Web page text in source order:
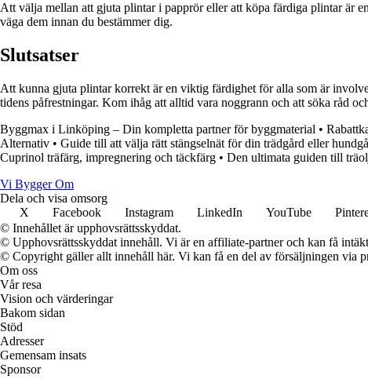
Att välja mellan att gjuta plintar i papprör eller att köpa färdiga plintar är
väga dem innan du bestämmer dig.
Slutsatser
Att kunna gjuta plintar korrekt är en viktig färdighet för alla som är
tidens påfrestningar. Kom ihåg att alltid vara noggrann och att söka råd
Byggmax i Linköping – Din kompletta partner för byggmaterial •
Alternativ • Guide till att välja rätt stängselnät för din trädgård eller
Cuprinol träfärg, impregnering och täckfärg • Den ultimata guiden till
Vi Bygger Om
Dela och visa omsorg
X
Facebook Instagram LinkedIn YouTube
© Innehållet är upphovsrättsskyddat.
© Upphovsrättsskyddat innehåll. Vi är en affiliate-partner och kan få
© Copyright gäller allt innehåll här. Vi kan få en del av försäljningen via
Om oss
Vår resa
Vision och värderingar
Bakom sidan
Stöd
Adresser
Gemensam insats
Sponsor